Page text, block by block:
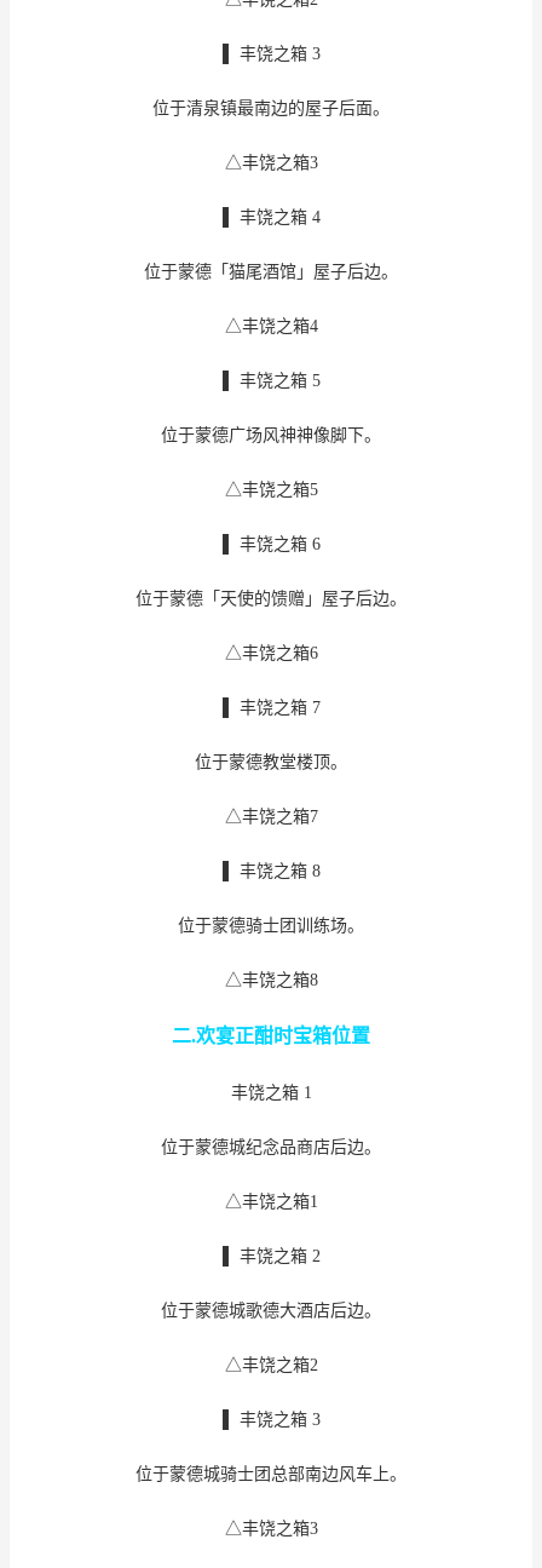
▌ 丰饶之箱 3
位于清泉镇最南边的屋子后面。
△丰饶之箱3
▌ 丰饶之箱 4
位于蒙德「猫尾酒馆」屋子后边。
△丰饶之箱4
▌ 丰饶之箱 5
位于蒙德广场风神神像脚下。
△丰饶之箱5
▌ 丰饶之箱 6
位于蒙德「天使的馈赠」屋子后边。
△丰饶之箱6
▌ 丰饶之箱 7
位于蒙德教堂楼顶。
△丰饶之箱7
▌ 丰饶之箱 8
位于蒙德骑士团训练场。
△丰饶之箱8
二.欢宴正酣时宝箱位置
丰饶之箱 1
位于蒙德城纪念品商店后边。
△丰饶之箱1
▌ 丰饶之箱 2
位于蒙德城歌德大酒店后边。
△丰饶之箱2
▌ 丰饶之箱 3
位于蒙德城骑士团总部南边风车上。
△丰饶之箱3